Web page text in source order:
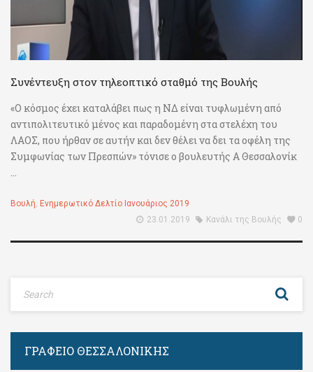
Συνέντευξη στον τηλεοπτικό σταθμό της Βουλής
«Ο κόσμος έχει καταλάβει πως η ΝΔ είναι τυφλωμένη από
αντιπολιτευτικό μένος και παραδομένη στα στελέχη του
ΛΑΟΣ, που ήρθαν σε αυτήν και δεν θέλει να δει τα οφέλη της
Συμφωνίας των Πρεσπών» τόνισε ο βουλευτής Α Θεσσαλονίκ
Βουλή Ενημερωτικό Δελτίο Ιανουάριος 2019
23.01.2019
Κανάλι της Βουλής 0
ΓΡΑΦΕΊΟ ΘΕΣΣΑΛΟΝΊΚΗΣ